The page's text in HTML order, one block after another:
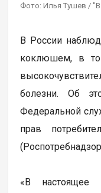
Фото: Илья Тушев /
В России
коклюшем, в
болезни. Об
Федеральной
прав
«В настоящее